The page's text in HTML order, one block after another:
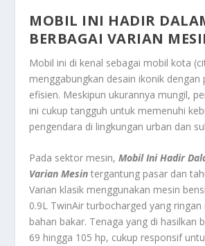
MOBIL INI HADIR
BERBAGAI VARIAN
Mobil ini di kenal sebagai mobil kota
menggabungkan desain ikonik
efisien. Meskipun ukurannya mungil,
ini cukup tangguh untuk memenuhi
pengendara di lingkungan urban dan
Pada sektor mesin,Mobil Ini Hadir
Varian Mesin tergantung pasar dan
Varian klasik menggunakan mesin
0.9L TwinAir turbocharged yang
bahan bakar. Tenaga yang di hasilkan
69 hingga 105 hp, cukup responsif